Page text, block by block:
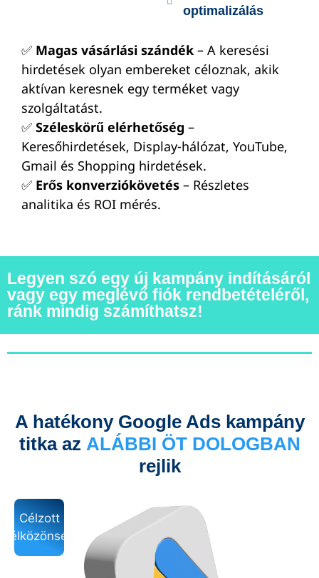
optimalizálás
✅ Magas vásárlási szándék – A keresési
hirdetések olyan embereket céloznak, akik
aktívan keresnek egy terméket vagy
szolgáltatást.
✅ Széleskörű elérhetőség –
Keresőhirdetések, Display-hálózat, YouTube,
Gmail és Shopping hirdetések.
✅ Erős konverziókövetés – Részletes
analitika és ROI mérés.
Legyen szó egy új kampány indításáról
vagy egy meglévő fiók rendbetételéről,
ránk mindig számíthatsz!
A hatékony Google Ads kampány
titka az ALÁBBI ÖT DOLOGBAN
rejlik
Célzott
célközönség